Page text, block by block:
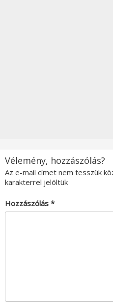
Vélemény, hozzászólás?
Az e-mail címet nem tesszük
karakterrel jelöltük
Hozzászólás *